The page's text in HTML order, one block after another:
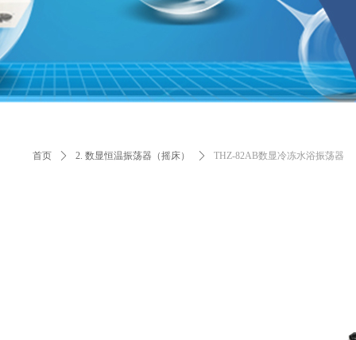
首页 ꄲ 2. 数显恒温振荡器（摇床） ꄲ THZ-82AB数显冷冻水浴振荡器